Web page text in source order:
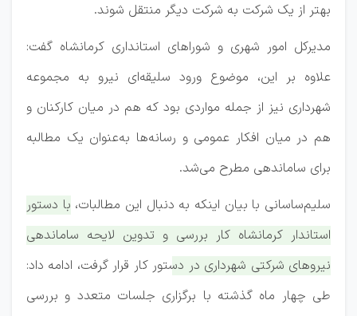
بهتر از یک شرکت به شرکت دیگر منتقل شوند.
مدیرکل امور شهری و شوراهای استانداری کرمانشاه گفت:
علاوه بر این، موضوع ورود سلیقه‌ای نیرو به مجموعه
شهرداری نیز از جمله مواردی بود که هم در میان کارکنان و
هم در میان افکار عمومی و رسانه‌ها به‌عنوان یک مطالبه
برای ساماندهی مطرح می‌شد.
سلیم‌ساسانی با بیان اینکه به دنبال این مطالبات، با دستور
استاندار کرمانشاه کار بررسی و تدوین لایحه ساماندهی
نیروهای شرکتی شهرداری در دستور کار قرار گرفت، ادامه داد:
طی چهار ماه گذشته با برگزاری جلسات متعدد و بررسی